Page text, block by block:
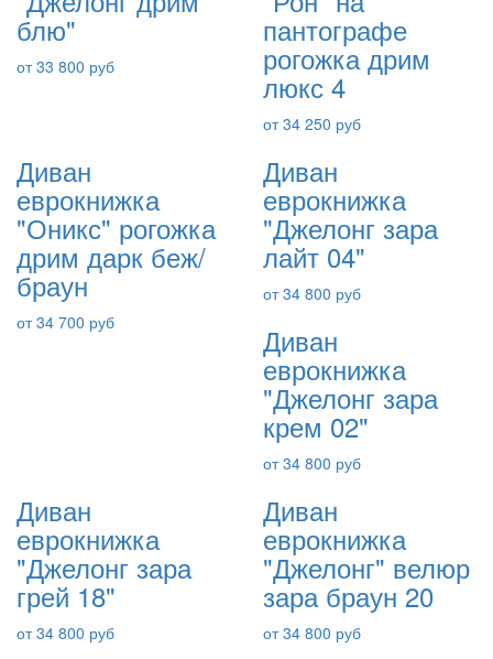
блю"
от 33 800 руб
пантографе
рогожка дрим
люкс 4
от 34 250 руб
Диван
еврокнижка
"Оникс" рогожка
дрим дарк беж/
браун
от 34 700 руб
Диван
еврокнижка
"Джелонг зара
лайт 04"
от 34 800 руб
Диван
еврокнижка
"Джелонг зара
крем 02"
от 34 800 руб
Диван
еврокнижка
"Джелонг зара
грей 18"
от 34 800 руб
Диван
еврокнижка
"Джелонг" велюр
зара браун 20
от 34 800 руб